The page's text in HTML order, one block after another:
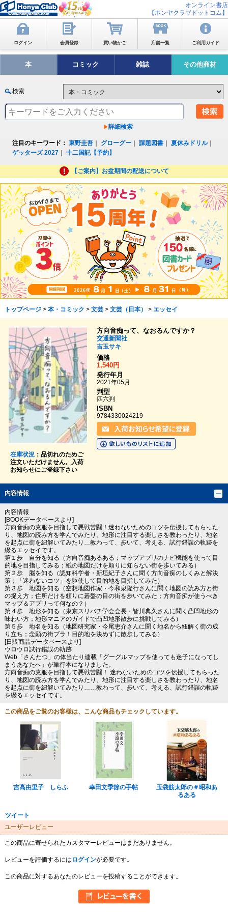
オンライン書店
【ホンヤクラブドットコム】
ログイン 会員登録 買い物かご 店舗一覧 ご利用ガイド
本 コミック 雑誌 その他商材
検索
詳細検索
注目のキーワード： 東野圭吾 グローグー ｜課題図書 ｜夏休みドリル｜
ゲッターズ 2027 ｜十二国記【予約】
【ご案内】お盆期間の配送について
トップページ> 本・コミック > 文芸> 文芸（日本） > エッセイ
在庫状況：品切れのためご
注文いただけません。入荷
お知らせにご登録下さい
方向音痴って、なおるんですか？
交通新聞社
吉玉サキ
価格
1,540円
発行年月
2021年05月
判型
四六判
ISBN
9784330024219
内容情報
内容情報
[BOOKデータベースより]
方向音痴の克服を目指して悪戦苦闘！迷わないためのコツを伝授してもらった
り、地図の読み方を学んでみたり、地形に注目する楽しさを教わったり、地名
を起点に街を紐解いてみたり…教わって、歩いて、考える、試行錯誤の軌跡を
綴るエッセイです。
第１歩 自分を知る（方向音痴あるある；マップアプリのナビ機能を使って目
的地を目指してみる；紙の地図だけを頼りに知らない街を歩いてみる）
第２歩 脳を知る（認知科学者・新垣紀子さんに聞く方向音痴のしくみと解決
策；「迷わないコツ」を駆使して目的地を目指してみた）
第３歩 地図を知る（空想地図作家・今和泉隆行さんに聞く地図の読み方と街
の捉え方；住所だけを頼りに碁盤の目の街を歩いてみた；方向音痴が使うべき
マップ＆アプリって何なの？）
第４歩 地形を知る（東京スリバチ学会会長・皆川典久さんに聞く凸凹地形の
味わい方；地形マニアのガイドで凸凹地形散歩に挑戦してみる）
第５歩 地名を知る（地図研究家・今尾恵介さんに聞く地名から紐解く街の成
り立ち；念願の街ブラ！目的地を決めずに散歩してみる）
[日販商品データベースより]
ウロウロ試行錯誤の軌跡
Web「さんたつ」の体当たり連載「グーグルマップを使っても迷子になってし
まうあなたへ」が単行本になりました。
方向音痴の克服を目指して悪戦苦闘！ 迷わないためのコツを伝授してもらった
り、地図の読み方を学んでみたり、地形に注目する楽しさを教わったり、地名
を起点に街を紐解いてみたり……教わって、歩いて、考える、試行錯誤の軌跡
を綴るエッセイです。
この商品をご覧のお客様は、こんな商品もチェックしています。
吉高由里子 しらふ 幸田文季節の手帖
玉袋筋太郎の＃昭和あ
るある
ツイート
ユーザーレビュー
この商品に寄せられたカスタマーレビューはまだありません。
レビューを評価するには ログインが必要です。
この商品に対するあなたのレビューを投稿することができます。